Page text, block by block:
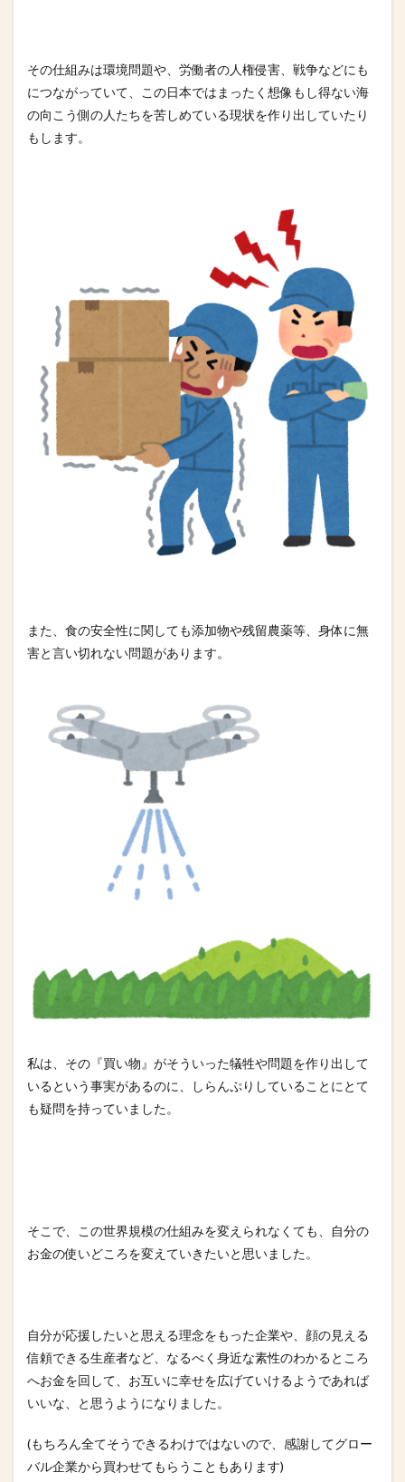
その仕組みは環境問題や、労働者の人権侵害、戦争などにも
につながっていて、この日本ではまったく想像もし得ない海
の向こう側の人たちを苦しめている現状を作り出していたり
もします。
また、食の安全性に関しても添加物や残留農薬等、身体に無
害と言い切れない問題があります。
私は、その『買い物』がそういった犠牲や問題を作り出して
いると いう事実があるのに、しらんぷりしていることにとて
も疑問を持っていました。
そこで、この世界規模の仕組みを変えられなくても、自分の
お金の使いどころを変えていきたいと思いました。
自分が応援したいと思える理念をもった企業や、顔の見える
信頼できる生産者など、なるべく身近な素性のわかるところ
へお金を回して、お互いに幸せを広げていけるようであれば
いいな、と思うよう になりました。
(もちろん全てそうできるわけではないので、感謝してグロー
バル企業から買わせてもらうこともあります)